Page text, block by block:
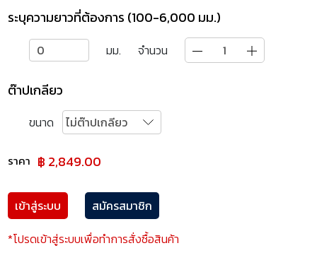
ระบุความยาวที่ต้องการ (100-6,000 มม.)
มม. จำนวน
ต๊าปเกลียว
ขนาด
ราคา ฿ 2,849.00
เข้าสู่ระบบ
สมัครสมาชิก
*โปรดเข้าสู่ระบบเพื่อทำการสั่งซื้อสินค้า